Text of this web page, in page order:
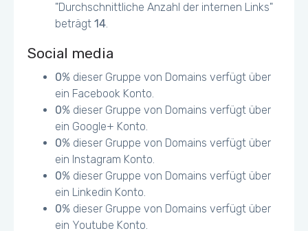
"Durchschnittliche Anzahl der internen Links"
beträgt 14.
Social media
0% dieser Gruppe von Domains verfügt über
ein Facebook Konto.
0% dieser Gruppe von Domains verfügt über
ein Google+ Konto.
0% dieser Gruppe von Domains verfügt über
ein Instagram Konto.
0% dieser Gruppe von Domains verfügt über
ein Linkedin Konto.
0% dieser Gruppe von Domains verfügt über
ein Youtube Konto.